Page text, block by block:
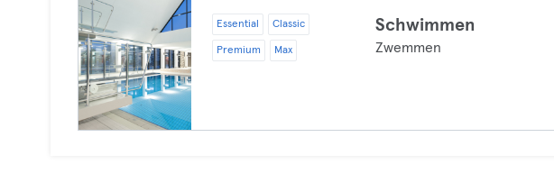
Essential Classic
Premium Max
Schwimmen
Zwemmen